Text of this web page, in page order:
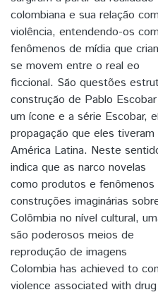
colombiana e sua relação
violência, entendendo-os
fenômenos de mídia que
se movem entre o real eo
ficcional. São questões
construção de Pablo
um ícone e a série Escobar,
propagação que eles tiveram
América Latina. Neste
indica que as narco novelas
como produtos e
construções imaginárias
Colômbia no nível cultural,
são poderosos meios de
reprodução de imagens
Colombia has achieved to
violence associated with drug